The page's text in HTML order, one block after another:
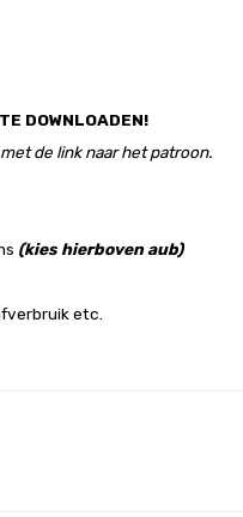
DOWNLOADEN!
de link naar het patroon.
(kies hierboven aub)
etc.